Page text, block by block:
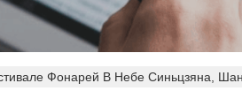
Фонарей В Небе Синьцзяна,